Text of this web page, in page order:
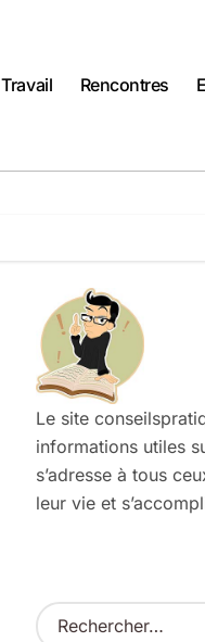
Travail Rencontres
Le site
informations utiles
s’adresse à tous
leur vie et
R
e